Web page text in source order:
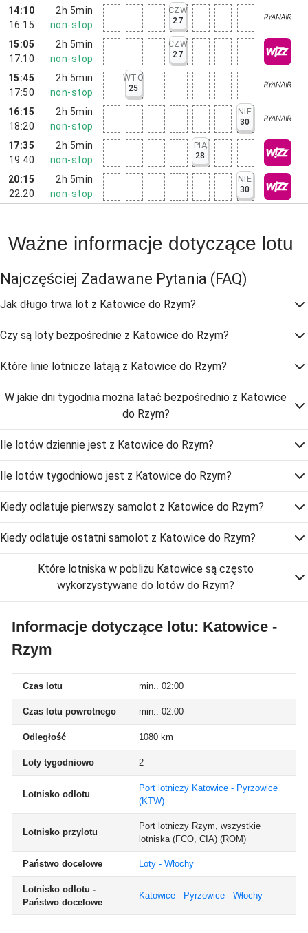
14:10
16:15
2h 5min
non-stop
CZW
27
15:05
17:10
2h 5min
non-stop
CZW
27
15:45
17:50
2h 5min
non-stop
WTO
25
16:15
18:20
2h 5min
non-stop
NIE
30
17:35
19:40
2h 5min
non-stop
PIĄ
28
20:15
22:20
2h 5min
non-stop
NIE
30
Ważne informacje dotyczące lotu
Najczęściej Zadawane Pytania (FAQ)
Jak długo trwa lot z Katowice do Rzym?
Czy są loty bezpośrednie z Katowice do Rzym?
Które linie lotnicze latają z Katowice do Rzym?
W jakie dni tygodnia można latać bezpośrednio z Katowice
do Rzym?
Ile lotów dziennie jest z Katowice do Rzym?
Ile lotów tygodniowo jest z Katowice do Rzym?
Kiedy odlatuje pierwszy samolot z Katowice do Rzym?
Kiedy odlatuje ostatni samolot z Katowice do Rzym?
Które lotniska w pobliżu Katowice są często
wykorzystywane do lotów do Rzym?
Informacje dotyczące lotu: Katowice -
Rzym
Czas lotu min.. 02:00
Czas lotu powrotnego min.. 02:00
Odległość 1080 km
Loty tygodniowo 2
Lotnisko odlotu
Port lotniczy Katowice - Pyrzowice
(KTW)
Lotnisko przylotu
Port lotniczy Rzym, wszystkie
lotniska (FCO, CIA) (ROM)
Państwo docelowe Loty - Włochy
Lotnisko odlotu -
Państwo docelowe
Katowice - Pyrzowice - Włochy